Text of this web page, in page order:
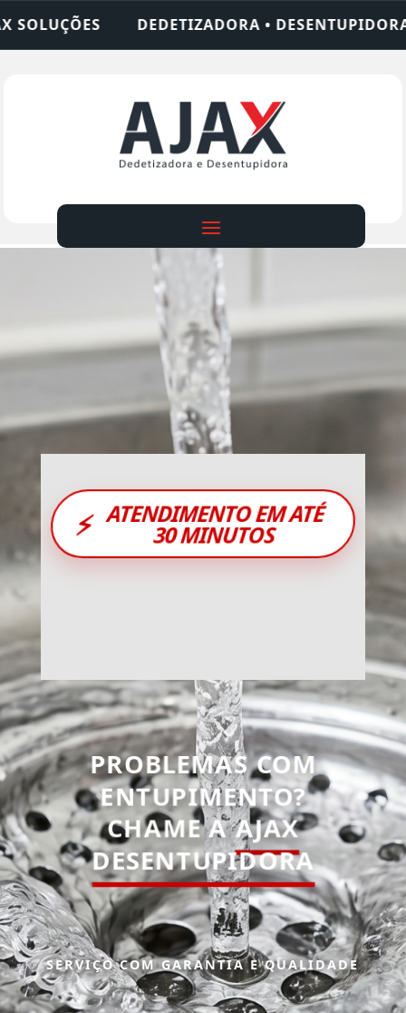
• DESENTUPIDORA • LIMPEZA DE FOSSA • 24
⚡ ATENDIMENTO EM ATÉ
30 MINUTOS
PROBLEMAS COM
ENTUPIMENTO?
CHAME AAJAX
DESENTUPIDORA
SERVIÇO COM GARANTIA E QUALIDADE